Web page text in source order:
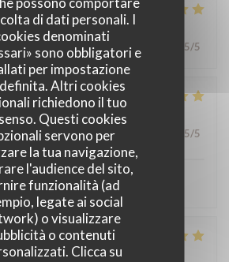
di dati personali. I
denominati
sono obbligatori e
per impostazione
Altri cookies
richiedono il tuo
Questi cookies
servono per
la tua navigazione,
l'audience del sito,
funzionalità (ad
legate ai social
o visualizzare
o contenuti
Clicca su
Ospiti 2
4 : 5 /5 Qualità / Prezzo 5/5
P
Ospiti 4
: 5/5 Cucina:5/5 Qualità / Prezzo 5/5
produits. On s’est régalé merci.
Ospiti 4